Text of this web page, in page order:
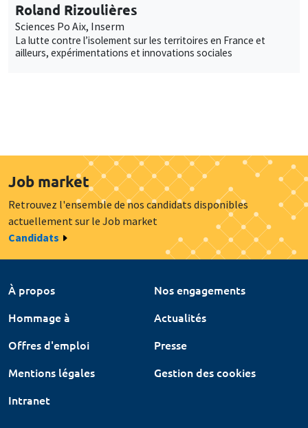
Roland Rizoulières
Sciences Po Aix, Inserm
La lutte contre l’isolement sur les territoires en France et
ailleurs, expérimentations et innovations sociales
Job market
Retrouvez l'ensemble de nos candidats disponibles
actuellement sur le Job market
Candidats
À propos
Nos engagements
Hommage à
Actualités
Offres d'emploi
Presse
Mentions légales
Gestion des cookies
Intranet